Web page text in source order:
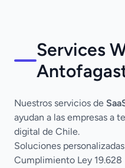
Services
Nuestros servicios de
ayudan a las empresas a
digital de Chile.
Soluciones
Cumplimiento Ley 19.628